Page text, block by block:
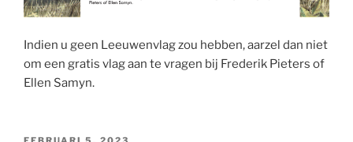
Indien u geen Leeuwenvlag zou hebben, aarzel dan niet
om een gratis vlag aan te vragen bij Frederik Pieters of
Ellen Samyn.
GEPLAATST